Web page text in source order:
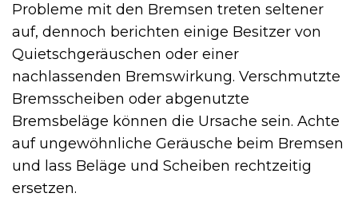
Probleme mit den Bremsen treten seltener
auf, dennoch berichten einige Besitzer von
Quietschgeräuschen oder einer
nachlassenden Bremswirkung. Verschmutzte
Bremsscheiben oder abgenutzte
Bremsbeläge können die Ursache sein. Achte
auf ungewöhnliche Geräusche beim Bremsen
und lass Beläge und Scheiben rechtzeitig
ersetzen.